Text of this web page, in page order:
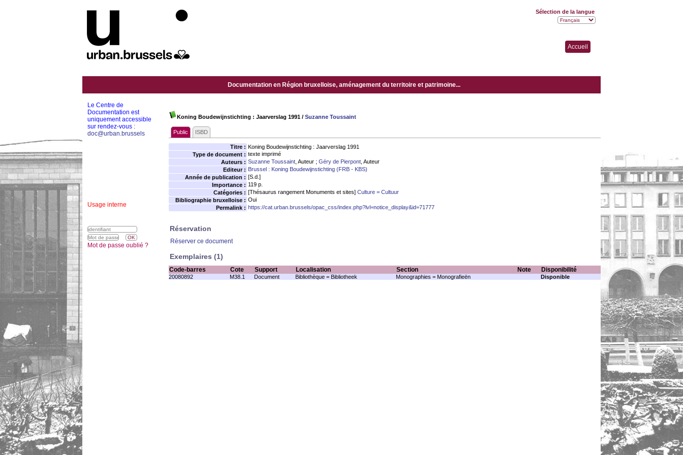
Accueil
Documentation en Région bruxelloise, aménagement du territoire et patrimoine...
Koning Boudewijnstichting : Jaarverslag 1991 / Suzanne Toussaint
Public ISBD
Titre : Koning Boudewijnstichting : Jaarverslag 1991
Type de document : texte imprimé
Auteurs : Suzanne Toussaint , Auteur ; Géry de Pierpont , Auteur
Editeur : Brussel : Koning Boudewijnstichting (FRB - KBS)
Année de publication : [S.d.]
Importance : 119 p.
Catégories : [Thésaurus rangement Monuments et sites] Culture = Cultuur
Bibliographie bruxelloise : Oui
Permalink : https://cat.urban.brussels/opac_css/index.php?lvl=notice_display&id=71777
Réservation
Réserver ce document
Exemplaires (1)
Code-barres Cote Support Localisation Section Note Disponibilité
20080892 M38.1 Document Bibliothèque = Bibliotheek Monographies = Monografieën Disponible
Le Centre de
Documentation est
uniquement accessible
sur rendez-vous :
doc@urban.brussels
Usage interne
Sélection de la langue
Mot de passe oublié ?